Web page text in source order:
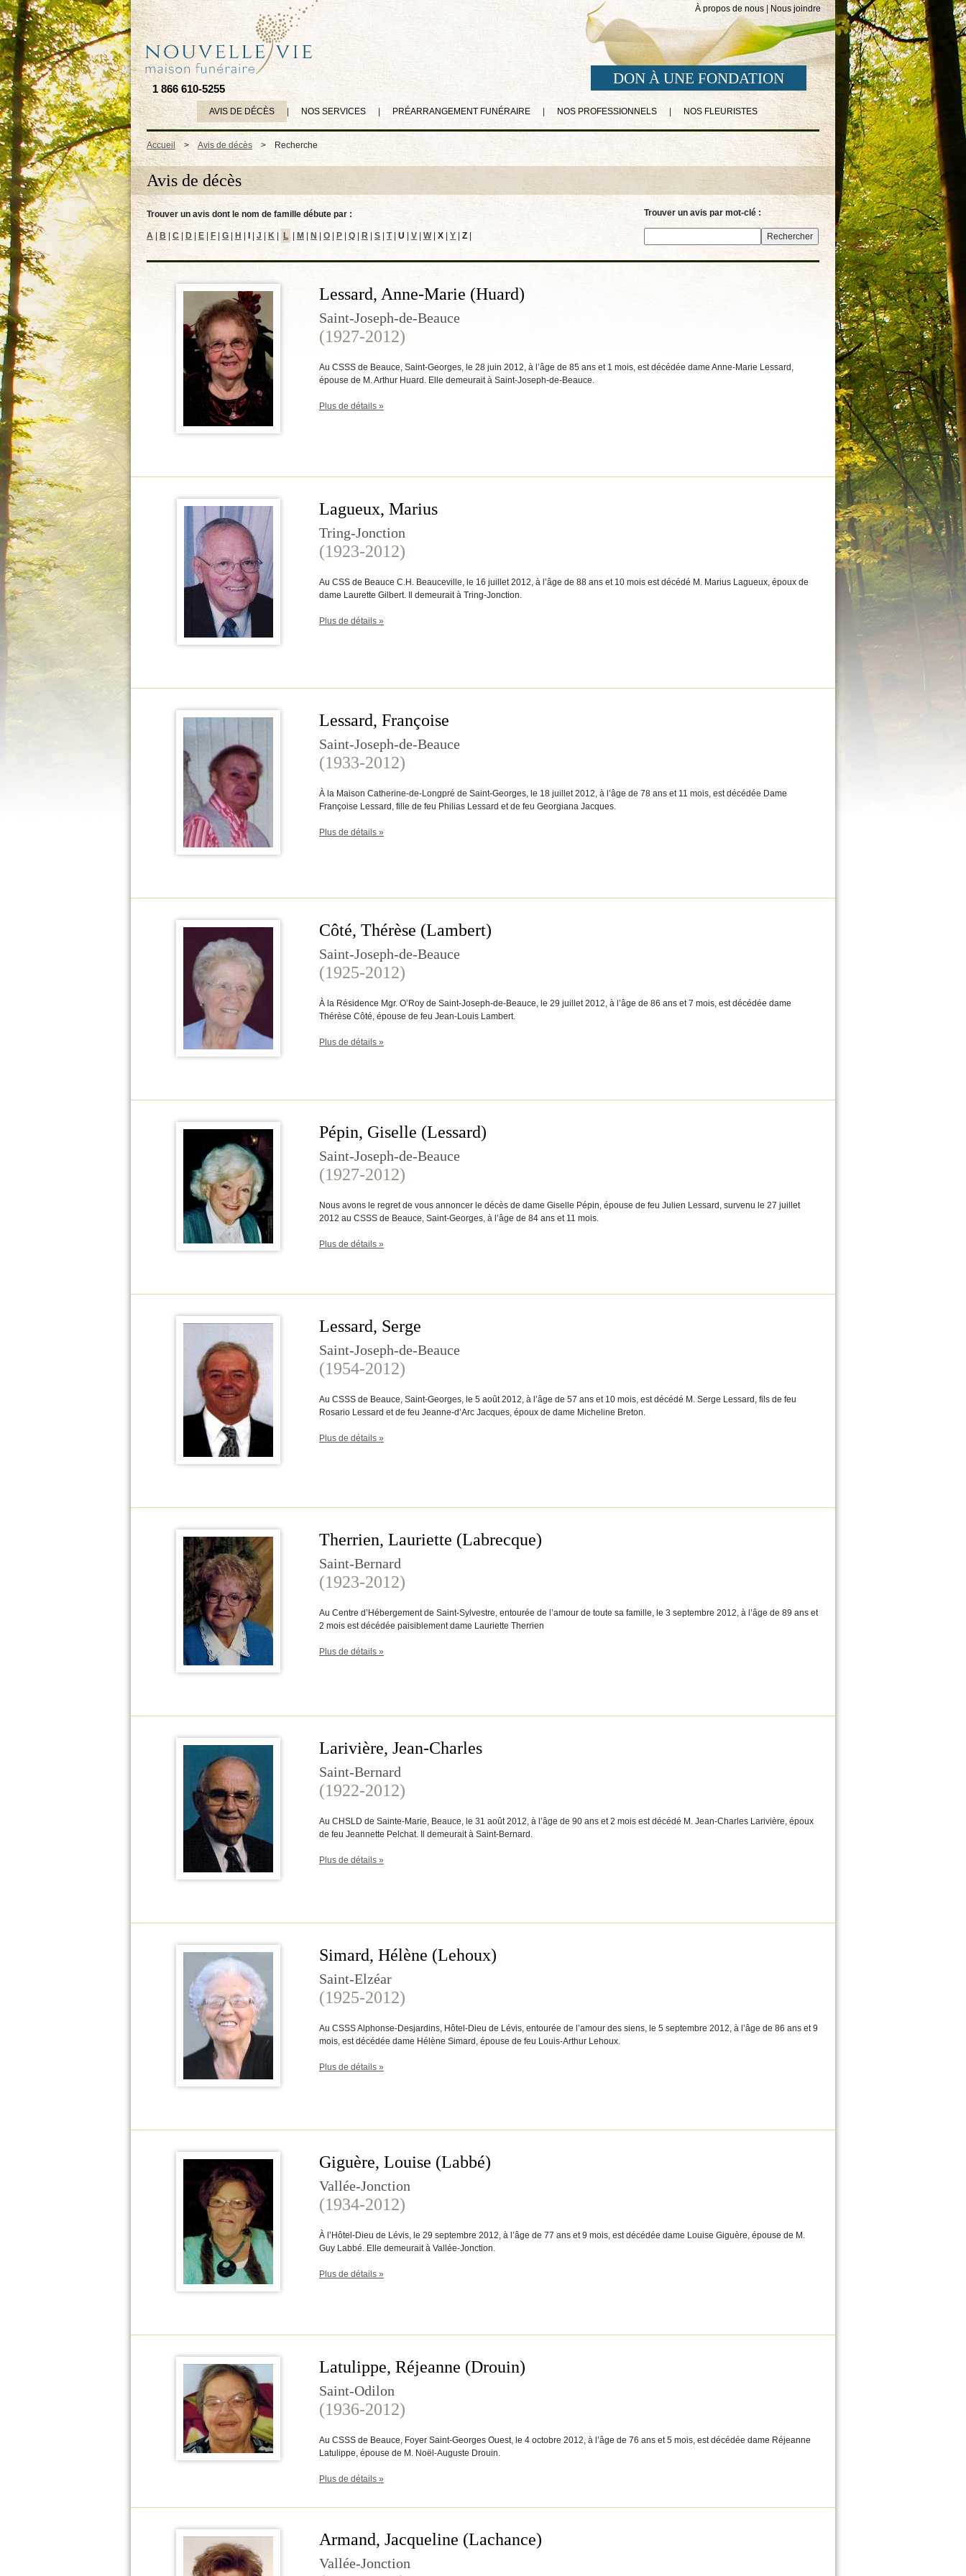
À propos de nous Nous joindre
1 866 610-5255
DON À UNE FONDATION
AVIS DE DÉCÈS NOS SERVICES PRÉARRANGEMENT FUNÉRAIRE NOS PROFESSIONNELS NOS FLEURISTES
Accueil > Avis de décès > Recherche
Avis de décès
Trouver un avis dont le nom de famille débute par :
A B C D E F G H J K L M N O P Q R S T U V W X Y Z
Trouver un avis par mot-clé :
Lessard, Anne-Marie (Huard)
Saint-Joseph-de-Beauce
(1927-2012)
Au CSSS de Beauce, Saint-Georges, le 28 juin 2012, à l’âge de 85 ans et 1 mois, est décédée dame Anne-Marie Lessard,
épouse de M. Arthur Huard. Elle demeurait à Saint-Joseph-de-Beauce.
Plus de détails »
Lagueux, Marius
Tring-Jonction
(1923-2012)
Au CSS de Beauce C.H. Beauceville, le 16 juillet 2012, à l’âge de 88 ans et 10 mois est décédé M. Marius Lagueux, époux de
dame Laurette Gilbert. Il demeurait à Tring-Jonction.
Plus de détails »
Lessard, Françoise
Saint-Joseph-de-Beauce
(1933-2012)
À la Maison Catherine-de-Longpré de Saint-Georges, le 18 juillet 2012, à l’âge de 78 ans et 11 mois, est décédée Dame
Françoise Lessard, fille de feu Philias Lessard et de feu Georgiana Jacques.
Plus de détails »
Côté, Thérèse (Lambert)
Saint-Joseph-de-Beauce
(1925-2012)
À la Résidence Mgr. O’Roy de Saint-Joseph-de-Beauce, le 29 juillet 2012, à l’âge de 86 ans et 7 mois, est décédée dame
Thérèse Côté, épouse de feu Jean-Louis Lambert.
Plus de détails »
Pépin, Giselle (Lessard)
Saint-Joseph-de-Beauce
(1927-2012)
Nous avons le regret de vous annoncer le décès de dame Giselle Pépin, épouse de feu Julien Lessard, survenu le 27 juillet
2012 au CSSS de Beauce, Saint-Georges, à l’âge de 84 ans et 11 mois.
Plus de détails »
Lessard, Serge
Saint-Joseph-de-Beauce
(1954-2012)
Au CSSS de Beauce, Saint-Georges, le 5 août 2012, à l’âge de 57 ans et 10 mois, est décédé M. Serge Lessard, fils de feu
Rosario Lessard et de feu Jeanne-d’Arc Jacques, époux de dame Micheline Breton.
Plus de détails »
Therrien, Lauriette (Labrecque)
Saint-Bernard
(1923-2012)
Au Centre d’Hébergement de Saint-Sylvestre, entourée de l’amour de toute sa famille, le 3 septembre 2012, à l’âge de 89 ans et
2 mois est décédée paisiblement dame Lauriette Therrien
Plus de détails »
Larivière, Jean-Charles
Saint-Bernard
(1922-2012)
Au CHSLD de Sainte-Marie, Beauce, le 31 août 2012, à l’âge de 90 ans et 2 mois est décédé M. Jean-Charles Larivière, époux
de feu Jeannette Pelchat. Il demeurait à Saint-Bernard.
Plus de détails »
Simard, Hélène (Lehoux)
Saint-Elzéar
(1925-2012)
Au CSSS Alphonse-Desjardins, Hôtel-Dieu de Lévis, entourée de l’amour des siens, le 5 septembre 2012, à l’âge de 86 ans et 9
mois, est décédée dame Hélène Simard, épouse de feu Louis-Arthur Lehoux.
Plus de détails »
Giguère, Louise (Labbé)
Vallée-Jonction
(1934-2012)
À l’Hôtel-Dieu de Lévis, le 29 septembre 2012, à l’âge de 77 ans et 9 mois, est décédée dame Louise Giguère, épouse de M.
Guy Labbé. Elle demeurait à Vallée-Jonction.
Plus de détails »
Latulippe, Réjeanne (Drouin)
Saint-Odilon
(1936-2012)
Au CSSS de Beauce, Foyer Saint-Georges Ouest, le 4 octobre 2012, à l’âge de 76 ans et 5 mois, est décédée dame Réjeanne
Latulippe, épouse de M. Noël-Auguste Drouin.
Plus de détails »
Armand, Jacqueline (Lachance)
Vallée-Jonction